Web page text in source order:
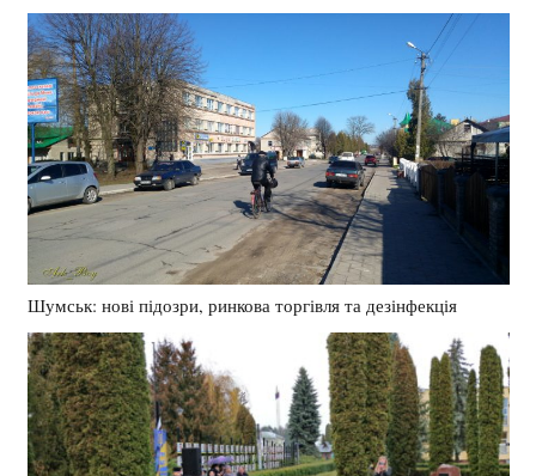
Шумськ: нові підозри, ринкова торгівля та дезінфекція